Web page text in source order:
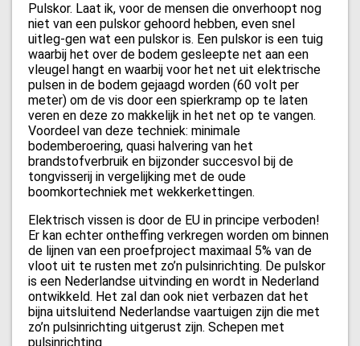
Pulskor. Laat ik, voor de mensen die onverhoopt nog
niet van een pulskor gehoord hebben, even snel
uitleg-gen wat een pulskor is. Een pulskor is een tuig
waarbij het over de bodem gesleepte net aan een
vleugel hangt en waarbij voor het net uit elektrische
pulsen in de bodem gejaagd worden (60 volt per
meter) om de vis door een spierkramp op te laten
veren en deze zo makkelijk in het net op te vangen.
Voordeel van deze techniek: minimale
bodemberoering, quasi halvering van het
brandstofverbruik en bijzonder succesvol bij de
tongvisserij in vergelijking met de oude
boomkortechniek met wekkerkettingen.
Elektrisch vissen is door de EU in principe verboden!
Er kan echter ontheffing verkregen worden om binnen
de lijnen van een proefproject maximaal 5% van de
vloot uit te rusten met zo’n pulsinrichting. De pulskor
is een Nederlandse uitvinding en wordt in Nederland
ontwikkeld. Het zal dan ook niet verbazen dat het
bijna uitsluitend Nederlandse vaartuigen zijn die met
zo’n pulsinrichting uitgerust zijn. Schepen met
pulsinrichting